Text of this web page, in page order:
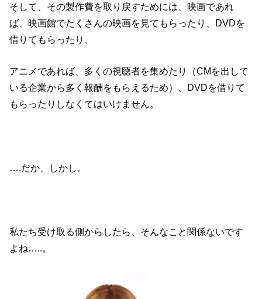
そして、その製作費を取り戻すためには、映画であれ
ば、映画館でたくさんの映画を見てもらったり、DVDを
借りてもらったり、
アニメであれば、多くの視聴者を集めたり（CMを出して
いる企業から多く報酬をもらえるため）、DVDを借りて
もらったりしなくてはいけません。
….だか、しかし。
私たち受け取る側からしたら、そんなこと関係ないです
よね…..。